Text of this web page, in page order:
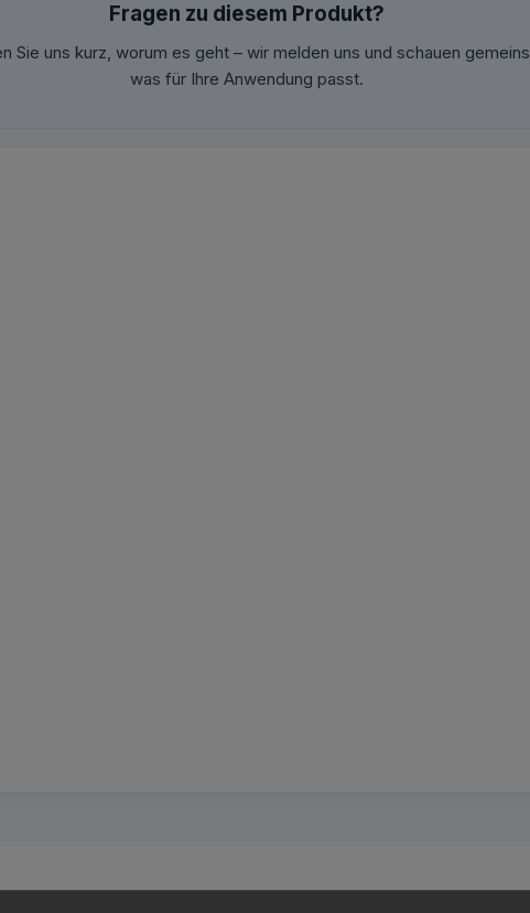
Fragen zu diesem Produkt?
Sie uns kurz, worum es geht – wir melden uns und schauen
was für Ihre Anwendung passt.